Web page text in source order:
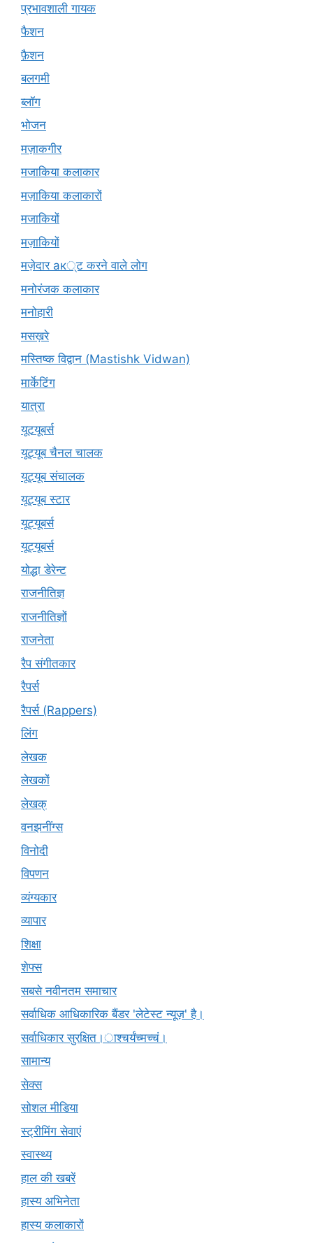
प्रभावशाली गायक
फैशन
फ़ैशन
बलगमी
ब्लॉग
भोजन
मज़ाकगीर
मजाकिया कलाकार
मज़ाकिया कलाकारों
मजाकियों
मज़ाकियों
मज़ेदार ак्ट करने वाले लोग
मनोरंजक कलाकार
मनोहारी
मसख़रे
मस्तिष्क विद्वान (Mastishk Vidwan)
मार्केटिंग
यात्रा
यूटयूबर्स
यूट्यूब चैनल चालक
यूट्यूब संचालक
यूट्यूब स्टार
यूट्यूबर्स
यूट्‍यूबर्स
योद्धा डेरेन्ट
राजनीतिज्ञ
राजनीतिज्ञों
राजनेता
रैप संगीतकार
रैपर्स
रैपर्स (Rappers)
लिंग
लेखक
लेखकों
लेखक्
वनझनींग्स
विनोदी
विपणन
व्यंग्यकार
व्यापार
शिक्षा
शेफ्स
सबसे नवीनतम समाचार
सर्वाधिक आधिकारिक बैंडर 'लेटेस्ट न्यूज़' है।
सर्वाधिकार सुरक्षित।ाश्चर्यंच्मच्चं।
सामान्य
सेक्स
सोशल मीडिया
स्ट्रीमिंग सेवाएं
स्वास्थ्य
हाल की खबरें
हास्य अभिनेता
हास्य कलाकारों